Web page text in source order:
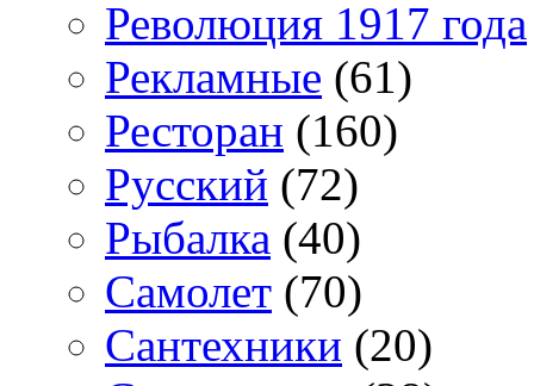
Революция 1917 года
Рекламные (61)
Ресторан (160)
Русский (72)
Рыбалка (40)
Самолет (70)
Сантехники (20)